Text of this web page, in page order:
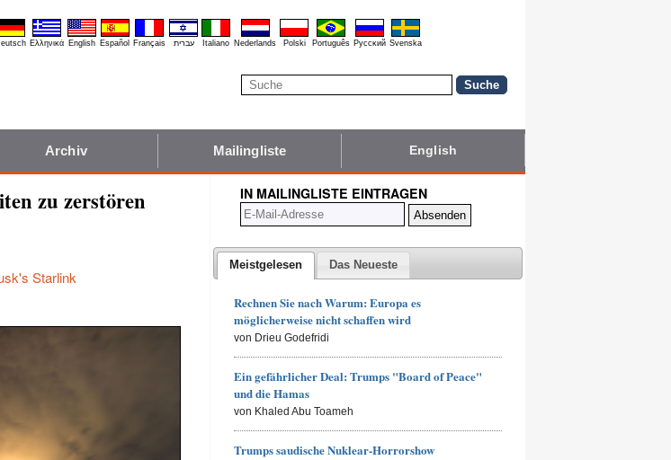
Ελληνικά English Español Français עברית Italiano Nederlands Polski Português Pyccĸий Svenska
Archiv Mailingliste English
zu zerstören
Starlink
IN MAILINGLISTE EINTRAGEN
Meistgelesen Das Neueste
Rechnen Sie nach Warum: Europa es
möglicherweise nicht schaffen wird
von Drieu Godefridi
Ein gefährlicher Deal: Trumps "Board of Peace"
und die Hamas
von Khaled Abu Toameh
Trumps saudische Nuklear-Horrorshow